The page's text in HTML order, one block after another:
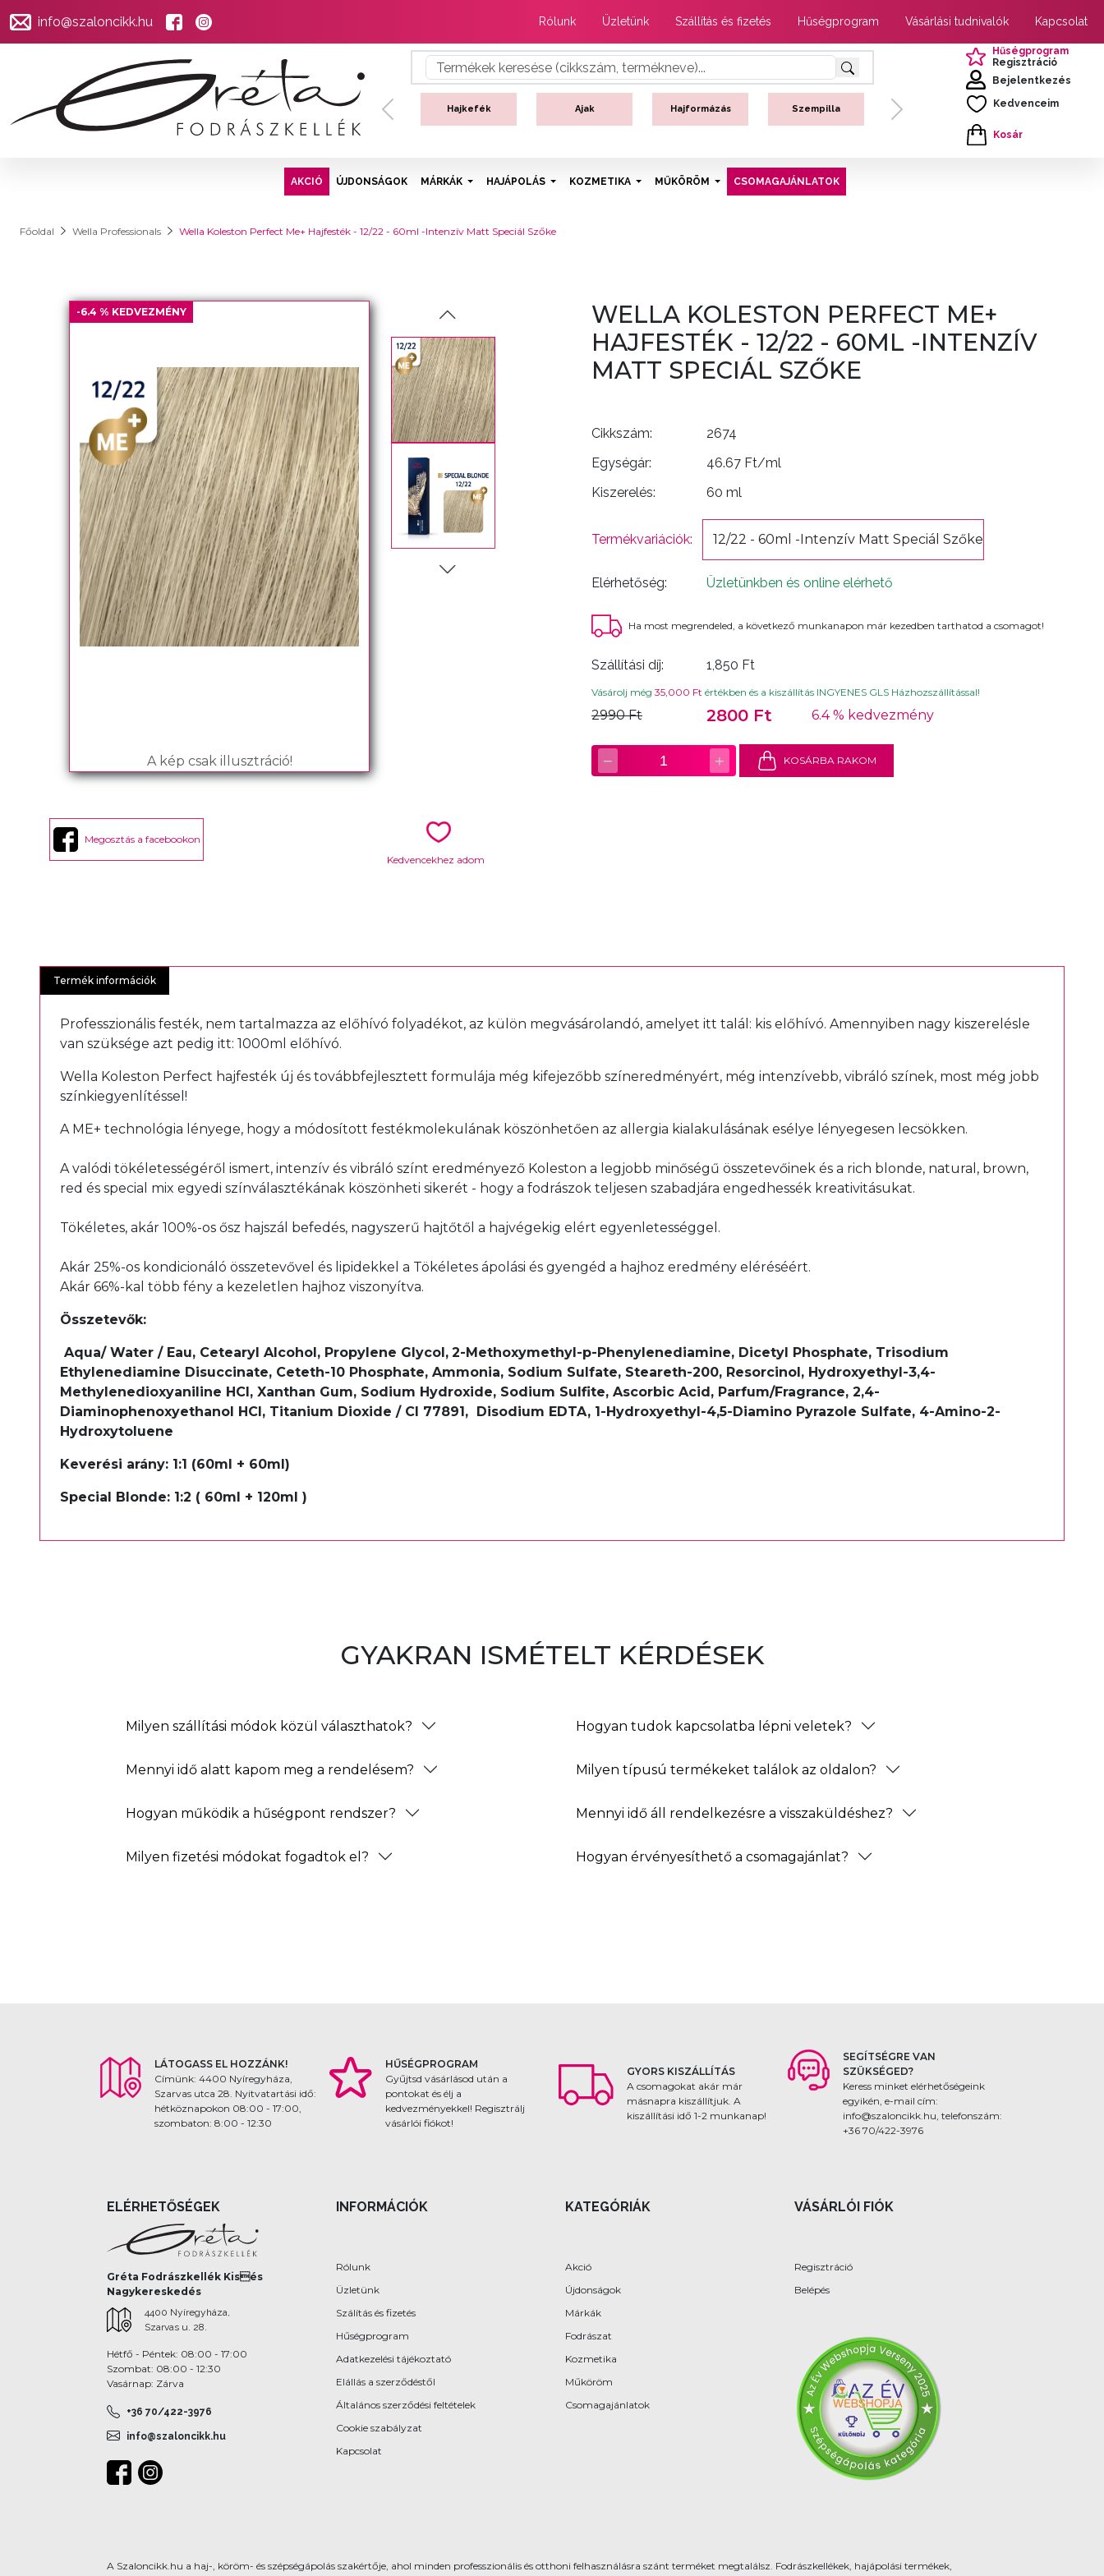
info@szaloncikk.hu Rólunk Üzletünk Szállítás és fizetés Hűségprogram Vásárlási tudnivalók Kapcsolat
Hajkefék Ajak Hajformázás Szempilla
Previous Next
Hűségprogram
Regisztráció
Bejelentkezés
Kedvenceim
Kosár
AKCIÓ ÚJDONSÁGOK MÁRKÁK HAJÁPOLÁS KOZMETIKA MŰKÖRÖM CSOMAGAJÁNLATOK
Főoldal Wella Professionals Wella Koleston Perfect Me+ Hajfesték - 12/22 - 60ml -Intenzív Matt Speciál Szőke
-6.4 % KEDVEZMÉNY
A kép csak illusztráció!
Megosztás a facebookon
Kedvencekhez adom
WELLA KOLESTON PERFECT ME+
HAJFESTÉK - 12/22 - 60ML -INTENZÍV
MATT SPECIÁL SZŐKE
Cikkszám:
2674
Egységár:
46.67 Ft/ml
Kiszerelés:
60 ml
Termékvariációk: 12/22 - 60ml -Intenzív Matt Speciál Szőke
Elérhetőség: Üzletünkben és online elérhető
Ha most megrendeled, a következő munkanapon már kezedben tarthatod a csomagot!
Szállítási díj: 1,850 Ft
Vásárolj még 35,000 Ft értékben és a kiszállítás INGYENES GLS Házhozszállítással!
2990 Ft 2800 Ft 6.4 % kedvezmény
− 1 + KOSÁRBA RAKOM
Termék információk
Professzionális festék, nem tartalmazza az előhívó folyadékot, az külön megvásárolandó, amelyet itt talál: kis előhívó. Amennyiben nagy kiszerelésle
van szüksége azt pedig itt: 1000ml előhívó.
Wella Koleston Perfect hajfesték új és továbbfejlesztett formulája még kifejezőbb színeredményért, még intenzívebb, vibráló színek, most még jobb
színkiegyenlítéssel!
A ME+ technológia lényege, hogy a módosított festékmolekulának köszönhetően az allergia kialakulásának esélye lényegesen lecsökken.
A valódi tökéletességéről ismert, intenzív és vibráló színt eredményező Koleston a legjobb minőségű összetevőinek és a rich blonde, natural, brown,
red és special mix egyedi színválasztékának köszönheti sikerét - hogy a fodrászok teljesen szabadjára engedhessék kreativitásukat.
Tökéletes, akár 100%-os ősz hajszál befedés, nagyszerű hajtőtől a hajvégekig elért egyenletességgel.
Akár 25%-os kondicionáló összetevővel és lipidekkel a Tökéletes ápolási és gyengéd a hajhoz eredmény eléréséért.
Akár 66%-kal több fény a kezeletlen hajhoz viszonyítva.
Összetevők:
Aqua/ Water / Eau, Cetearyl Alcohol, Propylene Glycol, 2-Methoxymethyl-p-Phenylenediamine, Dicetyl Phosphate, Trisodium
Ethylenediamine Disuccinate, Ceteth-10 Phosphate, Ammonia, Sodium Sulfate, Steareth-200, Resorcinol, Hydroxyethyl-3,4-
Methylenedioxyaniline HCI, Xanthan Gum, Sodium Hydroxide, Sodium Sulfite, Ascorbic Acid, Parfum/Fragrance, 2,4-
Diaminophenoxyethanol HCI, Titanium Dioxide / CI 77891, Disodium EDTA, 1-Hydroxyethyl-4,5-Diamino Pyrazole Sulfate, 4-Amino-2-
Hydroxytoluene
Keverési arány: 1:1 (60ml + 60ml)
Special Blonde: 1:2 ( 60ml + 120ml )
GYAKRAN ISMÉTELT KÉRDÉSEK
Milyen szállítási módok közül választhatok?
Mennyi idő alatt kapom meg a rendelésem?
Hogyan működik a hűségpont rendszer?
Milyen fizetési módokat fogadtok el?
Hogyan tudok kapcsolatba lépni veletek?
Milyen típusú termékeket találok az oldalon?
Mennyi idő áll rendelkezésre a visszaküldéshez?
Hogyan érvényesíthető a csomagajánlat?
LÁTOGASS EL HOZZÁNK!
Címünk: 4400 Nyíregyháza,
Szarvas utca 28. Nyitvatartási idő:
hétköznapokon 08:00 - 17:00,
szombaton: 8:00 - 12:30
HŰSÉGPROGRAM
Gyűjtsd vásárlásod után a
pontokat és élj a
kedvezményekkel! Regisztrálj
vásárlói fiókot!
GYORS KISZÁLLÍTÁS
A csomagokat akár már
másnapra kiszállítjuk. A
kiszállítási idő 1-2 munkanap!
SEGÍTSÉGRE VAN
SZÜKSÉGED?
Keress minket elérhetőségeink
egyikén, e-mail cím:
info@szaloncikk.hu, telefonszám:
+36 70/422-3976
ELÉRHETŐSÉGEK
Gréta Fodrászkellék Kisés
Nagykereskedés
4400 Nyíregyháza,
Szarvas u. 28.
Hétfő - Péntek: 08:00 - 17:00
Szombat: 08:00 - 12:30
Vasárnap: Zárva
+36 70/422-3976
info@szaloncikk.hu
INFORMÁCIÓK
Rólunk
Üzletünk
Szálítás és fizetés
Hűségprogram
Adatkezelési tájékoztató
Elállás a szerződéstől
Általános szerződési feltételek
Cookie szabályzat
Kapcsolat
KATEGÓRIÁK
Akció
Újdonságok
Márkák
Fodrászat
Kozmetika
Műköröm
Csomagajánlatok
VÁSÁRLÓI FIÓK
Regisztráció
Belépés
A Szaloncikk.hu a haj-, köröm- és szépségápolás szakértője, ahol minden professzionális és otthoni felhasználásra szánt terméket megtalálsz. Fodrászkellékek, hajápolási termékek,